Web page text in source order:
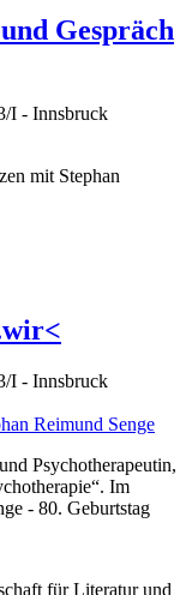
Gespräch
I - Innsbruck
mit Stephan
I - Innsbruck
Reimund Senge
Psychotherapeutin,
Im
- 80. Geburtstag
für Literatur und